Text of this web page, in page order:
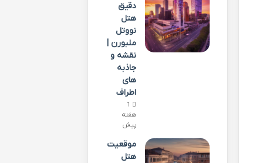
دقیق
هتل
نووتل
ملبورن |
نقشه و
جاذبه
های
اطراف
1
هفته
پیش
موقعیت
هتل